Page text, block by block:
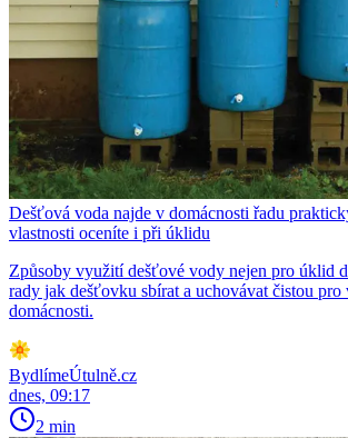
Dešťová voda najde v domácnosti řadu
vlastnosti oceníte i při úklidu
Způsoby využití dešťové vody nejen pro úklid
rady jak dešťovku sbírat a uchovávat čistou
domácnosti.
BydlímeÚtulně.cz
dnes, 09:17
2 min